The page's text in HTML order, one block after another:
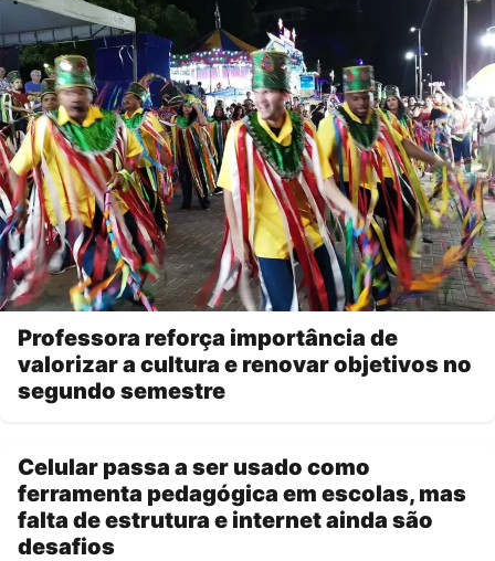
Professora reforça importância de
valorizar a cultura e renovar objetivos no
segundo semestre
Celular passa a ser usado como
ferramenta pedagógica em escolas, mas
falta de estrutura e internet ainda são
desafios